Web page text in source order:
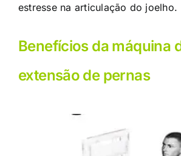
estresse na articulação do joelho.
Benefícios da máquina
extensão de pernas